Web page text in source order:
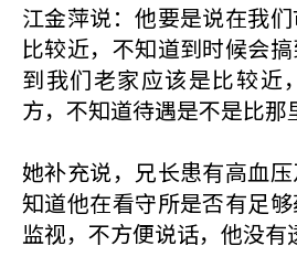
江金萍说：他要是说在我
比较近，不知道到时候会
到我们老家应该是比较近
方，不知道待遇是不是比那
她补充说，兄长患有高血
知道他在看守所是否有足
监视，不方便说话，他没有